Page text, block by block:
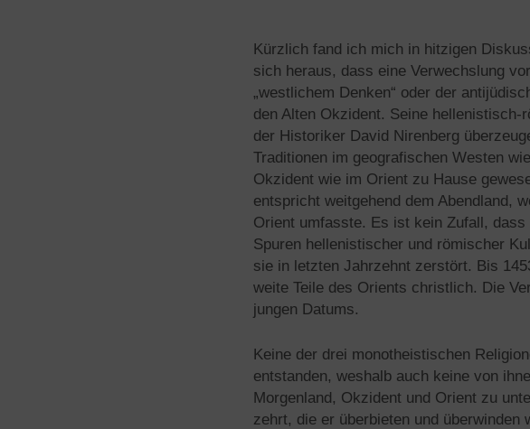
Kürzlich fand ich mich in hitzigen
sich heraus, dass eine Verwechslung
„westlichem Denken“ oder der
den Alten Okzident. Seine
der Historiker David Nirenberg
Traditionen im geografischen Westen
Okzident wie im Orient zu Hause
entspricht weitgehend dem Abendland,
Orient umfasste. Es ist kein Zufall,
Spuren hellenistischer und römischer
sie in letzten Jahrzehnt zerstört. Bis
weite Teile des Orients christlich. Die
jungen Datums.
Keine der drei monotheistischen
entstanden, weshalb auch keine von
Morgenland, Okzident und Orient zu
zehrt, die er überbieten und